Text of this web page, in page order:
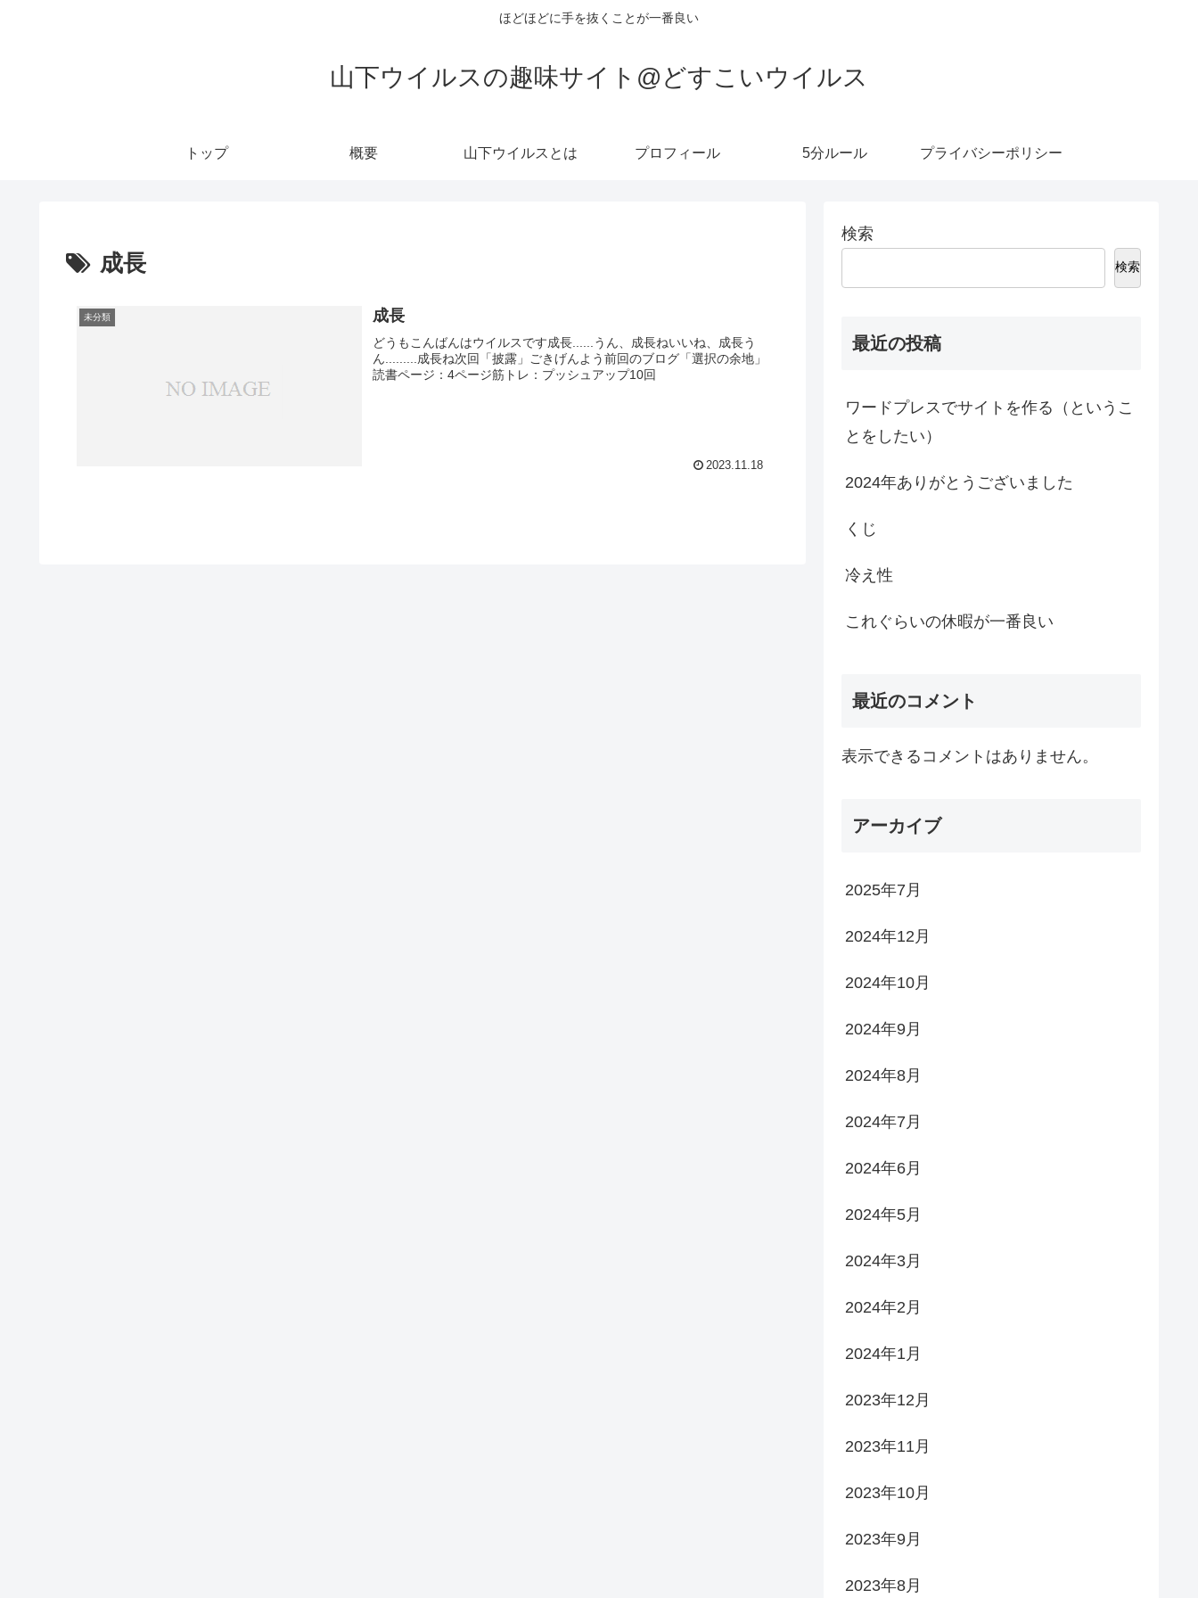
ほどほどに手を抜くことが一番良い
山下ウイルスの趣味サイト@どすこいウイルス
トップ 概要 山下ウイルスとは プロフィール 5分ルール プライバシーポリシー
成長
未分類 成長
どうもこんばんはウイルスです成長......うん、成長ねいいね、成長う
ん.........成長ね次回「披露」ごきげんよう前回のブログ「選択の余地」
読書ページ：4ページ筋トレ：プッシュアップ10回
2023.11.18
検索
検索
最近の投稿
ワードプレスでサイトを作る（というこ
とをしたい）
2024年ありがとうございました
くじ
冷え性
これぐらいの休暇が一番良い
最近のコメント
表示できるコメントはありません。
アーカイブ
2025年7月
2024年12月
2024年10月
2024年9月
2024年8月
2024年7月
2024年6月
2024年5月
2024年3月
2024年2月
2024年1月
2023年12月
2023年11月
2023年10月
2023年9月
2023年8月